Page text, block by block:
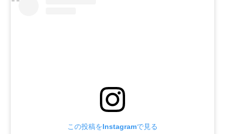
この投稿をInstagramで見る